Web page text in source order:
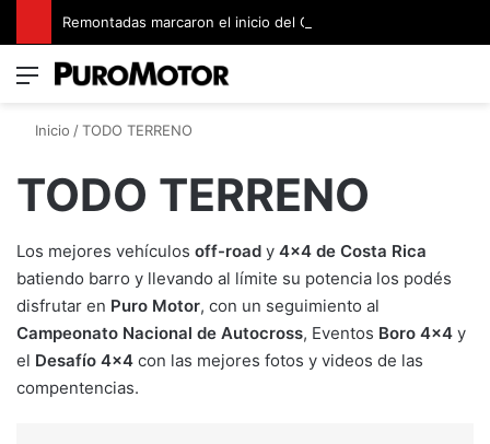
Menú
Inicio /TODO TERRENO
TODO TERRENO
Los mejores vehículos off-road y 4×4 de Costa Rica
batiendo barro y llevando al límite su potencia los podés
disfrutar en Puro Motor, con un seguimiento al
Campeonato Nacional de Autocross, Eventos Boro 4×4 y
el Desafío 4×4 con las mejores fotos y videos de las
compentencias.